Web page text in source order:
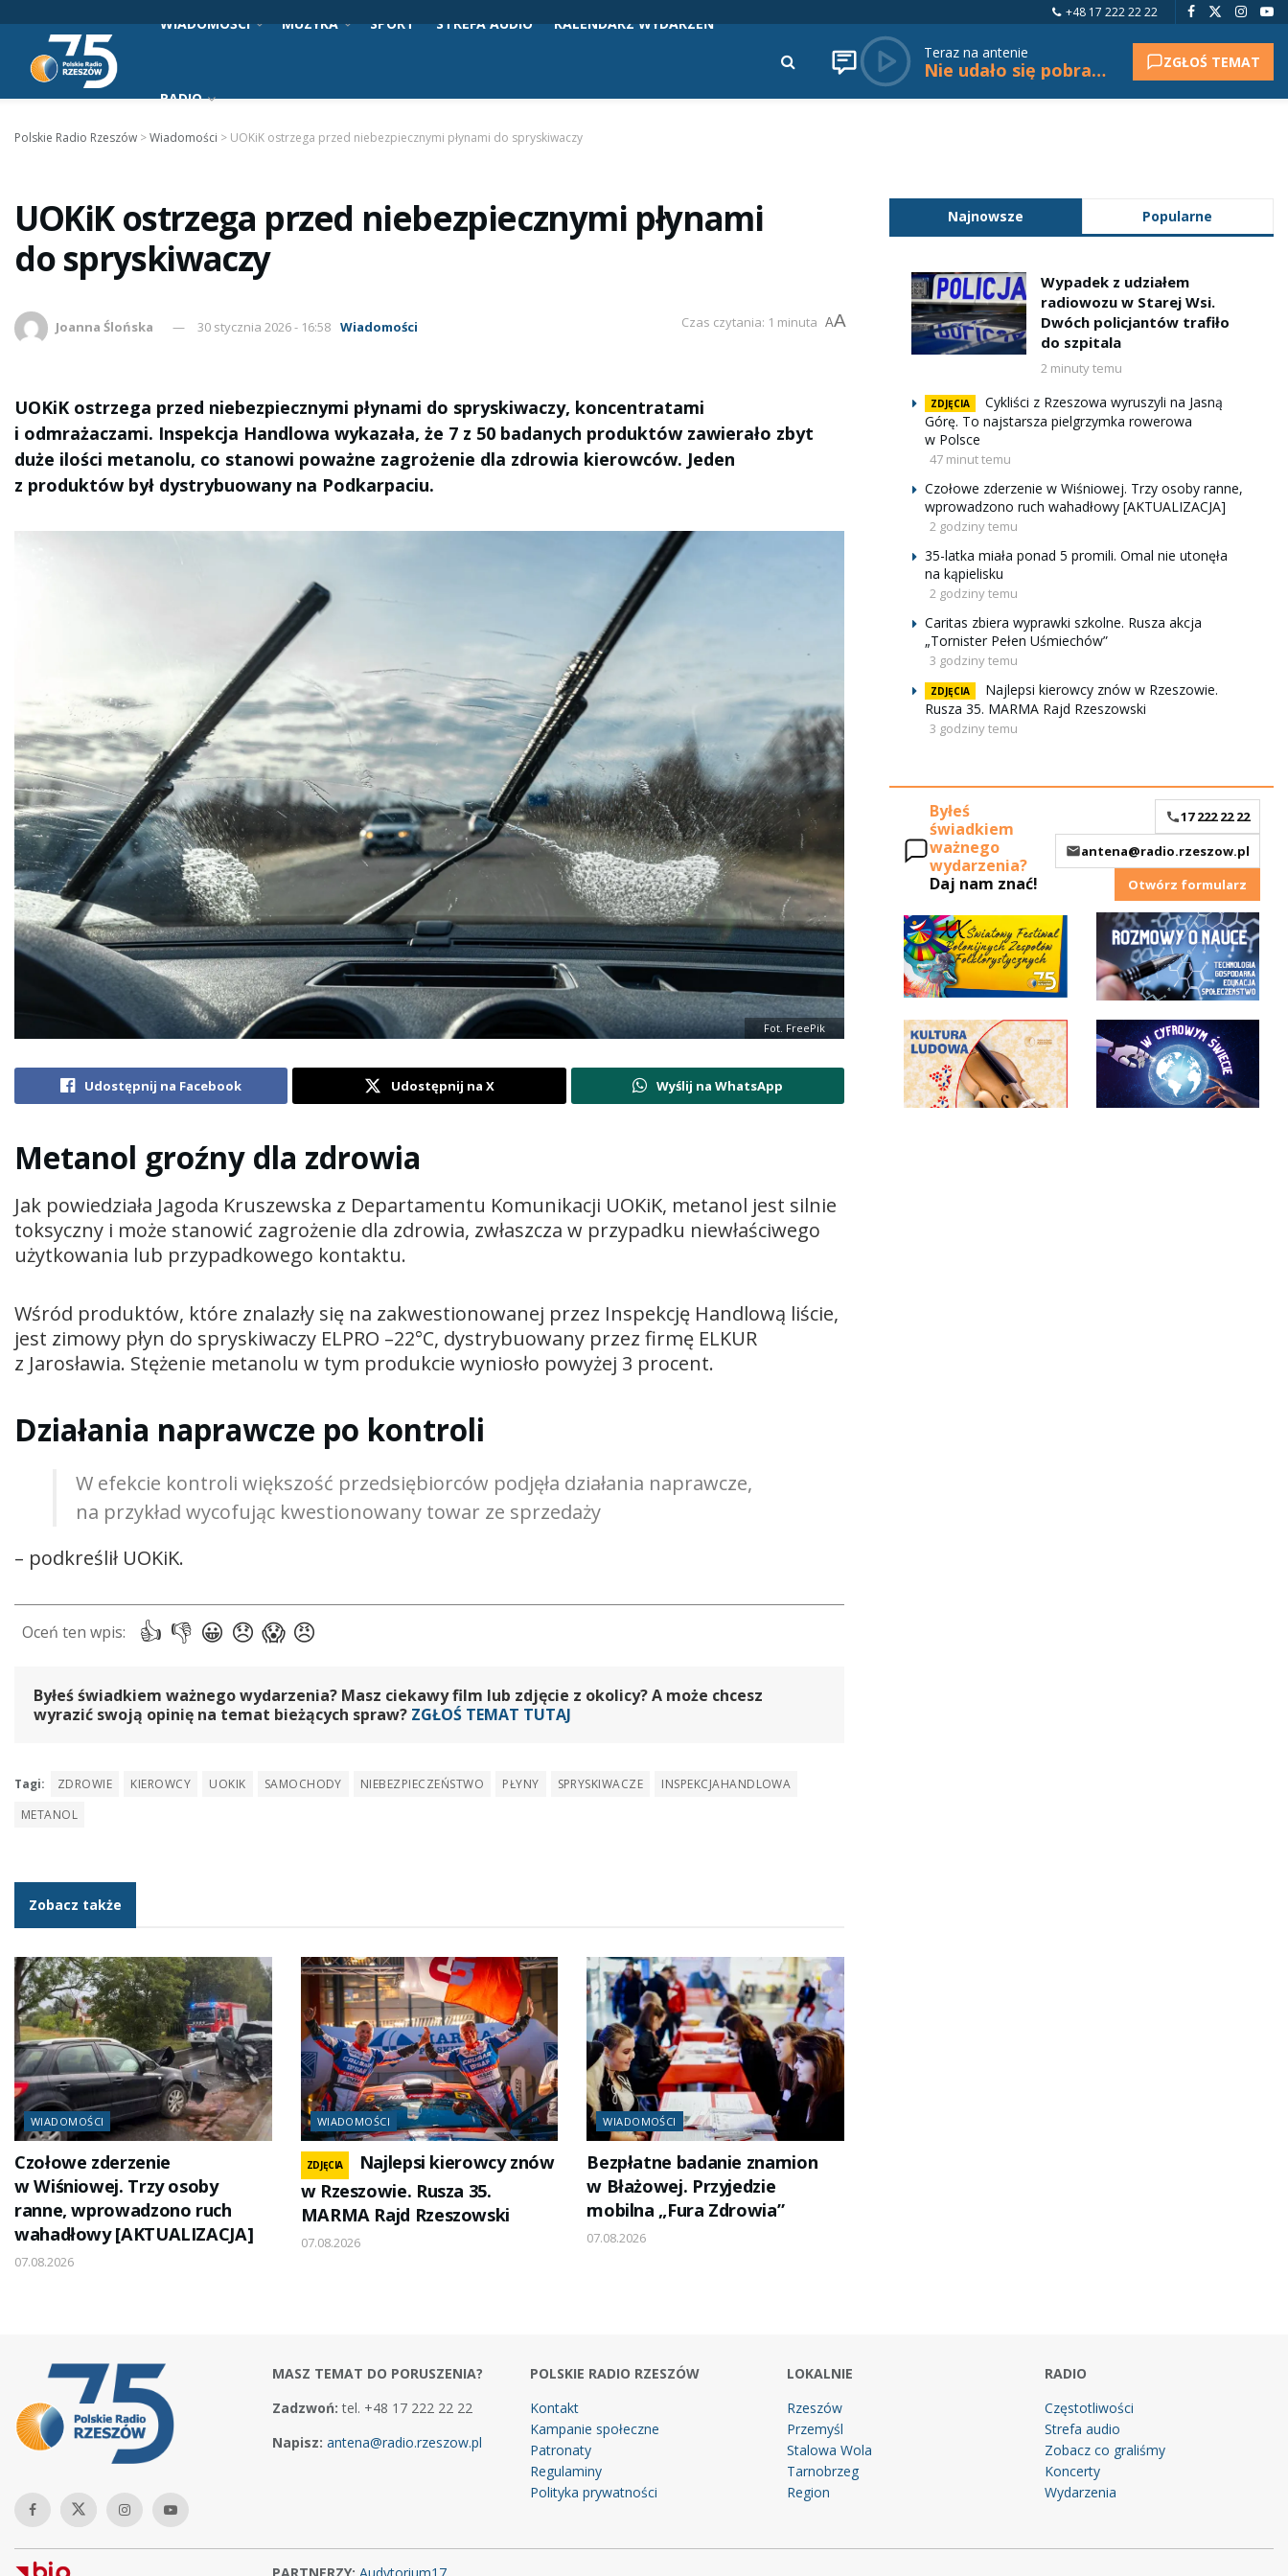
+48 17 222 22 22
WIADOMOŚCI MUZYKA SPORT STREFA AUDIO KALENDARZ WYDARZEŃ
RADIO
Teraz na antenie
Nie udało się pobrać tytułu. ZGŁOŚ TEMAT
Polskie Radio Rzeszów >Wiadomości > UOKiK ostrzega przed niebezpiecznymi płynami do spryskiwaczy
UOKiK ostrzega przed niebezpiecznymi płynami
do spryskiwaczy
Joanna Ślońska 30 stycznia 2026 - 16:58 Wiadomości Czas czytania: 1 minuta AA
UOKiK ostrzega przed niebezpiecznymi płynami do spryskiwaczy, koncentratami
i odmrażaczami. Inspekcja Handlowa wykazała, że 7 z 50 badanych produktów zawierało zbyt
duże ilości metanolu, co stanowi poważne zagrożenie dla zdrowia kierowców. Jeden
z produktów był dystrybuowany na Podkarpaciu.
Fot. FreePik
Udostępnij na Facebook Udostępnij na X Wyślij na WhatsApp
Metanol groźny dla zdrowia
Jak powiedziała Jagoda Kruszewska z Departamentu Komunikacji UOKiK, metanol jest silnie
toksyczny i może stanowić zagrożenie dla zdrowia, zwłaszcza w przypadku niewłaściwego
użytkowania lub przypadkowego kontaktu.
Wśród produktów, które znalazły się na zakwestionowanej przez Inspekcję Handlową liście,
jest zimowy płyn do spryskiwaczy ELPRO –22°C, dystrybuowany przez firmę ELKUR
z Jarosławia. Stężenie metanolu w tym produkcie wyniosło powyżej 3 procent.
Działania naprawcze po kontroli
W efekcie kontroli większość przedsiębiorców podjęła działania naprawcze,
na przykład wycofując kwestionowany towar ze sprzedaży
– podkreślił UOKiK.
Byłeś świadkiem ważnego wydarzenia? Masz ciekawy film lub zdjęcie z okolicy? A może chcesz
wyrazić swoją opinię na temat bieżących spraw? ZGŁOŚ TEMAT TUTAJ
Tagi: ZDROWIE KIEROWCY UOKIK SAMOCHODY NIEBEZPIECZEŃSTWO PŁYNY SPRYSKIWACZE
INSPEKCJAHANDLOWA
METANOL
Zobacz także
WIADOMOŚCI
Czołowe zderzenie
w Wiśniowej. Trzy osoby
ranne, wprowadzono ruch
wahadłowy [AKTUALIZACJA]
07.08.2026
WIADOMOŚCI
ZDJĘCIA
Najlepsi kierowcy znów
w Rzeszowie. Rusza 35.
MARMA Rajd Rzeszowski
07.08.2026
WIADOMOŚCI
Bezpłatne badanie znamion
w Błażowej. Przyjedzie
mobilna „Fura Zdrowia”
07.08.2026
Najnowsze Popularne
Wypadek z udziałem
radiowozu w Starej Wsi.
Dwóch policjantów trafiło
do szpitala
2 minuty temu
ZDJĘCIA
Cykliści z Rzeszowa wyruszyli na Jasną
Górę. To najstarsza pielgrzymka rowerowa
w Polsce
47 minut temu
Czołowe zderzenie w Wiśniowej. Trzy osoby ranne,
wprowadzono ruch wahadłowy [AKTUALIZACJA]
2 godziny temu
35-latka miała ponad 5 promili. Omal nie utonęła
na kąpielisku
2 godziny temu
Caritas zbiera wyprawki szkolne. Rusza akcja
„Tornister Pełen Uśmiechów”
3 godziny temu
ZDJĘCIA
Najlepsi kierowcy znów w Rzeszowie.
Rusza 35. MARMA Rajd Rzeszowski
3 godziny temu
Byłeś
świadkiem
ważnego
wydarzenia?
Daj nam znać!
17 222 22 22
antena@radio.rzeszow.pl
Otwórz formularz
MASZ TEMAT DO PORUSZENIA?
Zadzwoń: tel. +48 17 222 22 22
Napisz: antena@radio.rzeszow.pl
POLSKIE RADIO RZESZÓW
Kontakt
Kampanie społeczne
Patronaty
Regulaminy
Polityka prywatności
LOKALNIE
Rzeszów
Przemyśl
Stalowa Wola
Tarnobrzeg
Region
RADIO
Częstotliwości
Strefa audio
Zobacz co graliśmy
Koncerty
Wydarzenia